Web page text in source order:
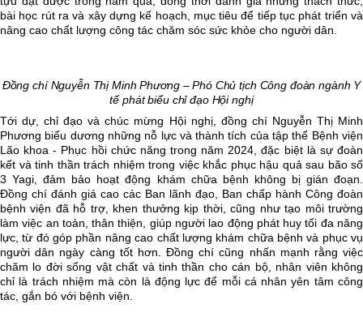
bài học rút ra và xây dựng kế hoạch, mục tiêu để tiếp tục phát triển và
nâng cao chất lượng công tác chăm sóc sức khỏe cho người dân.
Đồng chíNguyễn Thị Minh Phương – Phó Chủ tịch Công đoàn ngành Y
tế phát biểu chỉ đạo Hội nghị
Tới dự, chỉ đạo và chúc mừng Hội nghị, đồng chí Nguyễn Thị Minh
Phương biểu dương những nỗ lực và thành tích của tập thể Bệnh viện
Lão khoa - Phục hồi chức năng trong năm 2024, đặc biệt là sự đoàn
kết và tinh thần trách nhiệm trong việc khắc phục hậu quả sau bão số
3 Yagi, đảm bảo hoạt động khám chữa bệnh không bị gián đoạn.
Đồng chí đánh giá cao các Ban lãnh đạo, Ban chấp hành Công đoàn
bệnh viện đã hỗ trợ, khen thưởng kịp thời, cũng như tạo môi trường
làm việc an toàn, thân thiện, giúp người lao động phát huy tối đa năng
lực, từ đó góp phần nâng cao chất lượng khám chữa bệnh và phục vụ
người dân ngày càng tốt hơn. Đồng chí cũng nhấn mạnh rằng việc
chăm lo đời sống vật chất và tinh thần cho cán bộ, nhân viên không
chỉ là trách nhiệm mà còn là động lực để mỗi cá nhân yên tâm công
tác, gắn bó với bệnh viện.